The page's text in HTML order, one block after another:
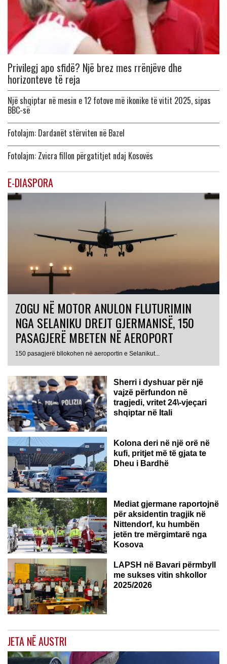
Privilegj apo sfidë? Një brez mes rrënjëve dhe
horizonteve të reja
Një shqiptar në mesin e 12 fotove më ikonike të vitit 2025, sipas
BBC-së
Fotolajm: Dardanët stërviten në Bazel
Fotolajm: Zvicra fillon përgatitjet ndaj Kosovës
E-DIASPORA
ZOGU NË MOTOR ANULON FLUTURIMIN
NGA SELANIKU DREJT GJERMANISË, 150
PASAGJERË MBETEN NË AEROPORT
150 pasagjerë bllokohen në aeroportin e Selanikut...
ITALI
Sherri i dyshuar për një
vajzë përfundon në
tragjedi, vritet 24\-vjeçari
shqiptar në Itali
Kolona deri në një orë në
kufi, pritjet më të gjata te
Dheu i Bardhë
GJERMANI
Mediat gjermane raportojnë
për aksidentin tragjik në
Nittendorf, ku humbën
jetën tre mërgimtarë nga
Kosova
LAPSH në Bavari përmbyll
me sukses vitin shkollor
2025/2026
JETA NË AUSTRI